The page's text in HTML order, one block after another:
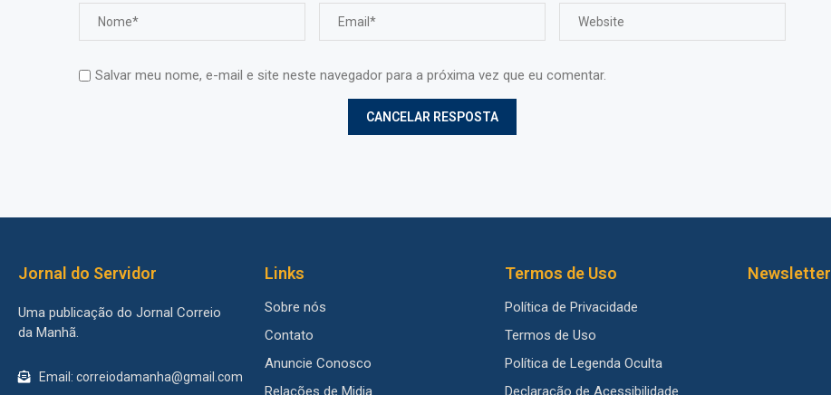
Salvar meu nome, e-mail e site neste navegador para a próxima vez que eu comentar.
Jornal do Servidor
Uma publicação do Jornal Correio
da Manhã.
Email: correiodamanha@gmail.com
Links
Sobre nós
Contato
Anuncie Conosco
Relações de Midia
Termos de Uso
Política de Privacidade
Termos de Uso
Política de Legenda Oculta
Declaração de Acessibilidade
Newsletter